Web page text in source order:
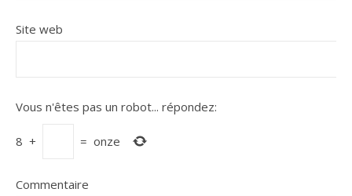
Site web
Vous n'êtes pas un robot... répondez:
8 + = onze
Commentaire